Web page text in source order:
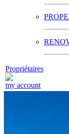
Propriétaires
my account